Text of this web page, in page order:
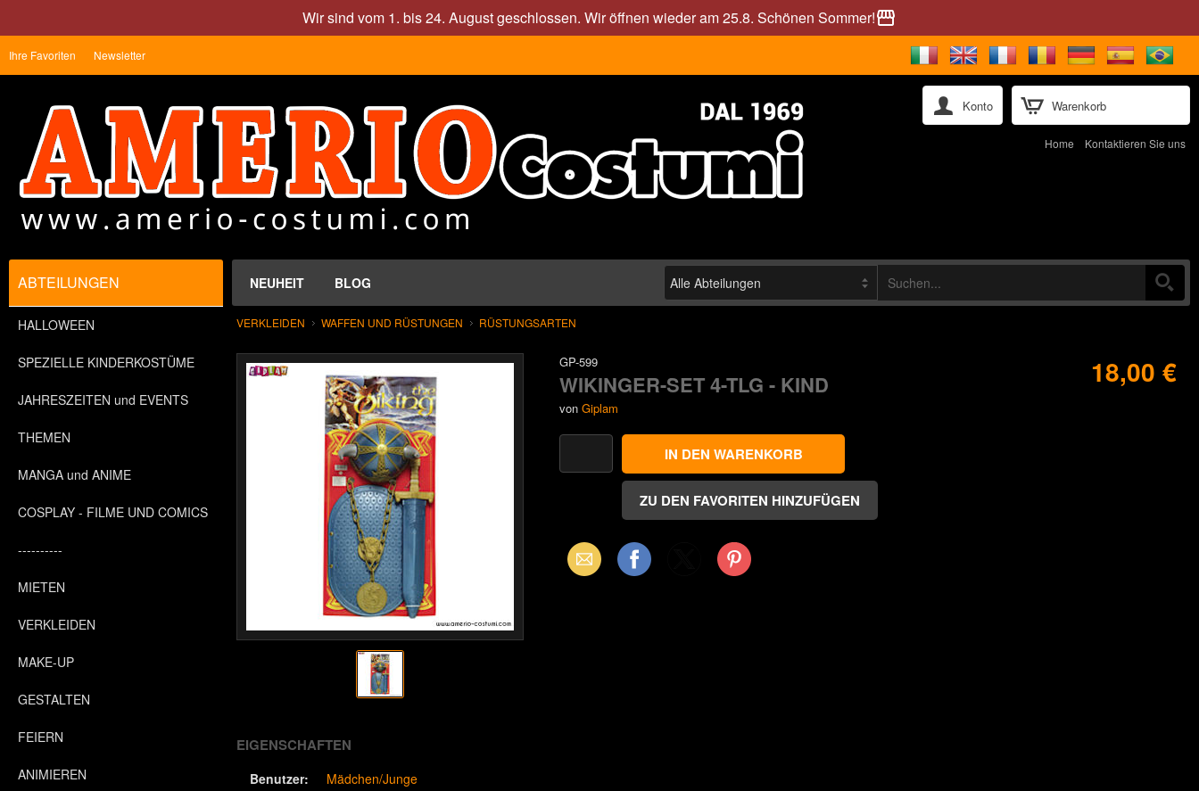
Wir sind vom 1. bis 24. August geschlossen. Wir öffnen wieder am 25.8. Schönen Sommer!storefront
Warenkorb
Ihre Favoriten Newsletter
Konto
Home Kontaktieren Sie uns
NEUHEIT BLOG
ABTEILUNGEN
HALLOWEEN
SPEZIELLE KINDERKOSTÜME
JAHRESZEITEN und EVENTS
THEMEN
MANGA und ANIME
COSPLAY - FILME UND COMICS
----------
MIETEN
VERKLEIDEN
MAKE-UP
GESTALTEN
FEIERN
ANIMIEREN
VERKLEIDEN WAFFEN UND RÜSTUNGEN RÜSTUNGSARTEN
GP-599
WIKINGER-SET 4-TLG - KIND
von Giplam
18,00 €
Email Facebook Pinterest
EIGENSCHAFTEN
Benutzer:
Mädchen/Junge